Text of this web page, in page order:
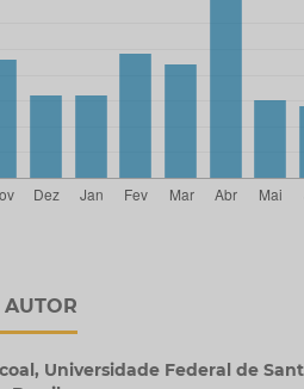
Universidade Federal de